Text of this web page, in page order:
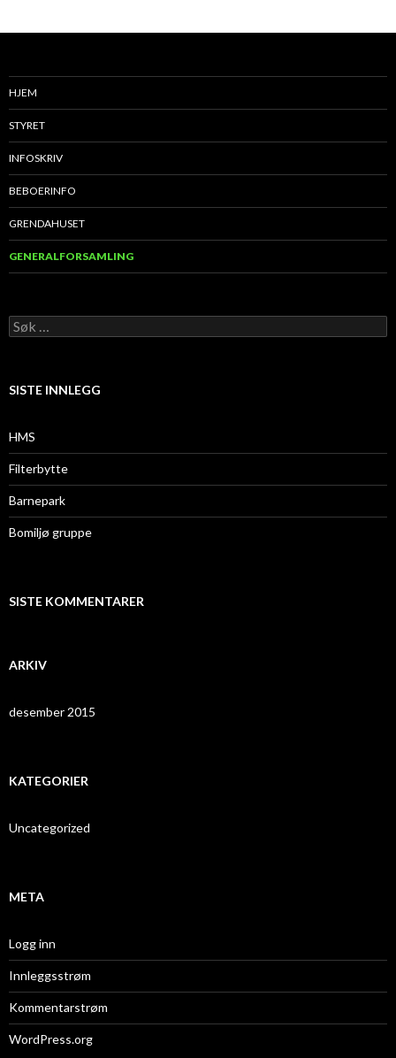
HJEM
STYRET
INFOSKRIV
BEBOERINFO
GRENDAHUSET
GENERALFORSAMLING
Søk
etter:
SISTE INNLEGG
HMS
Filterbytte
Barnepark
Bomiljø gruppe
SISTE KOMMENTARER
ARKIV
desember 2015
KATEGORIER
Uncategorized
META
Logg inn
Innleggsstrøm
Kommentarstrøm
WordPress.org